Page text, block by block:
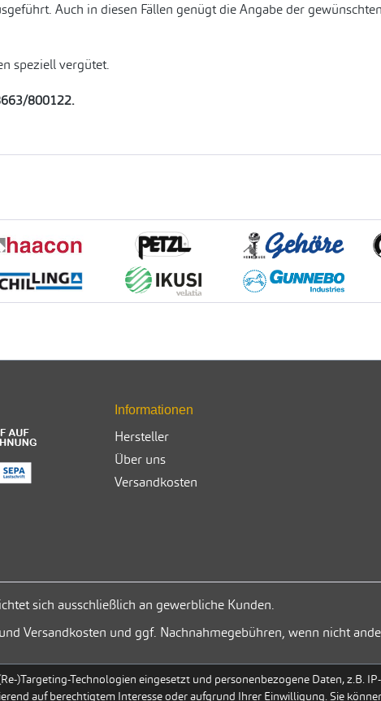
Auch in diesen Fällen genügt die Angabe der
speziell vergütet.
800122.
Informationen
Hersteller
Über uns
Versandkosten
sich ausschließlich an gewerbliche Kunden.
Versandkosten und ggf. Nachnahmegebühren, wenn nicht
)Targeting-Technologien eingesetzt und personenbezogene Daten, z.B.
auf berechtigtem Interesse oder aufgrund Ihrer Einwilligung. Sie